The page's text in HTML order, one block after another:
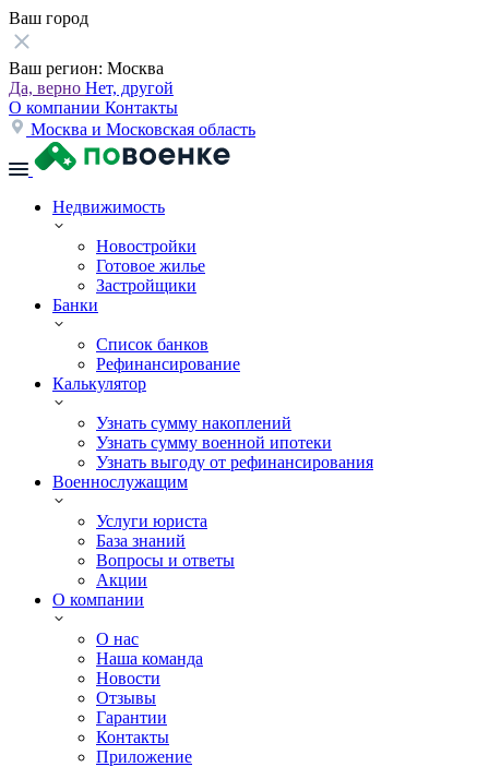
Ваш город
Ваш регион: Москва
Да, верно Нет, другой
О компании Контакты
Москва и Московская область
Недвижимость
Новостройки
Готовое жилье
Застройщики
Банки
Список банков
Рефинансирование
Калькулятор
Узнать сумму накоплений
Узнать сумму военной ипотеки
Узнать выгоду от рефинансирования
Военнослужащим
Услуги юриста
База знаний
Вопросы и ответы
Акции
О компании
О нас
Наша команда
Новости
Отзывы
Гарантии
Контакты
Приложение